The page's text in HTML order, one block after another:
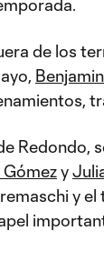
de los
Redondo,
Gómezy
y